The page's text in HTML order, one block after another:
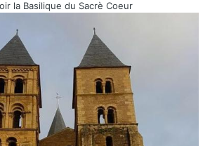
la Basilique du Sacrè Coeur